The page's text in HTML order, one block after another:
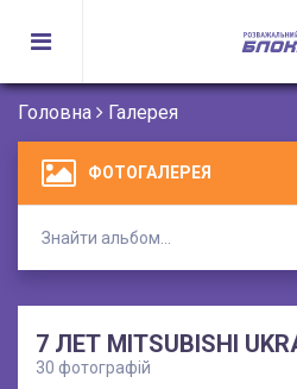
Головна Галерея
ФОТОГАЛЕРЕЯ
7 ЛЕТ MITSUBISHI
30 фотографій